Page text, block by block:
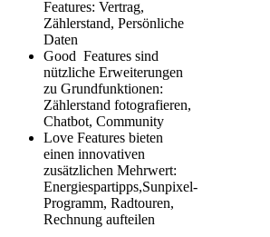
Features: Vertrag,
Zählerstand, Persönliche
Daten
Good Features sind
nützliche Erweiterungen
zu Grundfunktionen:
Zählerstand fotografieren,
Chatbot, Community
Love Features bieten
einen innovativen
zusätzlichen Mehrwert:
Energiespartipps,Sunpixel-
Programm, Radtouren,
Rechnung aufteilen